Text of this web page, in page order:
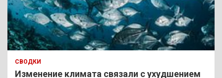
СВОДКИ
Изменение климата связали с ухудшением